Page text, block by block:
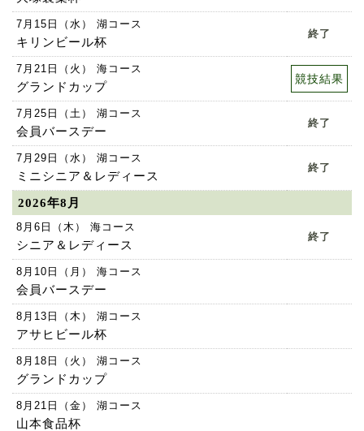
7月15日（水） 湖コース
キリンビール杯
終了
7月21日（火） 海コース
グランドカップ
競技結果
7月25日（土） 湖コース
会員バースデー
終了
7月29日（水） 湖コース
ミニシニア＆レディース
終了
2026年8月
8月6日（木） 海コース
シニア＆レディース
終了
8月10日（月） 海コース
会員バースデー
8月13日（木） 湖コース
アサヒビール杯
8月18日（火） 湖コース
グランドカップ
8月21日（金） 湖コース
山本食品杯